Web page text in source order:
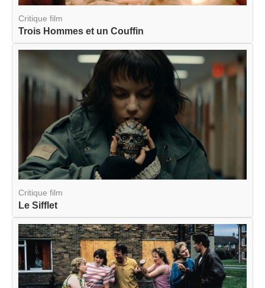
Critique film
Trois Hommes et un Couffin
Critique film
Le Sifflet